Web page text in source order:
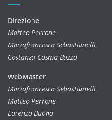
Direzione
Matteo Perrone
Mariafrancesca Sebastianelli
Costanza Cosma Buzzo
WebMaster
Mariafrancesca Sebastianelli
Matteo Perrone
Lorenzo Buono